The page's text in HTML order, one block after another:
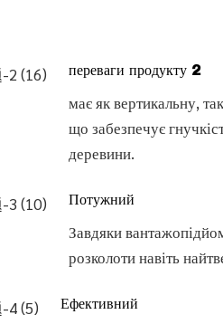
переваги продукту 2
має як вертикальну,
що забезпечує
деревини.
Потужний
Завдяки
розколоти навіть
Ефективний